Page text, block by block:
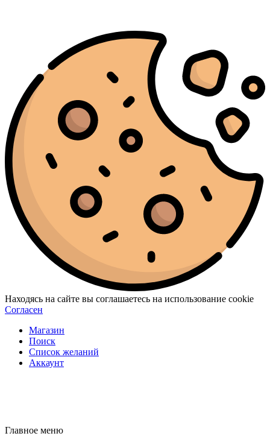
Находясь на сайте вы соглашаетесь на использование cookie
Согласен
Магазин
Поиск
Список желаний
Аккаунт
Главное меню